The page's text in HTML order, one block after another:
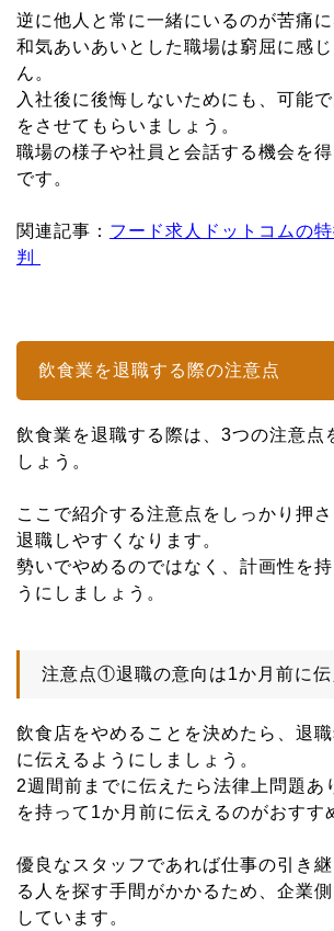
逆に他人と常に一緒にいるのが苦痛に
和気あいあいとした職場は窮屈に感
ん。
入社後に後悔しないためにも、可能
をさせてもらいましょう。
職場の様子や社員と会話する機会を
です。
関連記事： フード求人ドットコムの
判
飲食業を退職する際の注意点
飲食業を退職する際は、3つの注意点
しょう。
ここで紹介する注意点をしっかり押
退職しやすくなります。
勢いでやめるのではなく、計画性を
うにしましょう。
注意点①退職の意向は1か月前に伝
飲食店をやめることを決めたら、退
に伝えるようにしましょう。
2週間前までに伝えたら法律上問題あ
を持って1か月前に伝えるのがおすす
優良なスタッフであれば仕事の引き
る人を探す手間がかかるため、企業
しています。